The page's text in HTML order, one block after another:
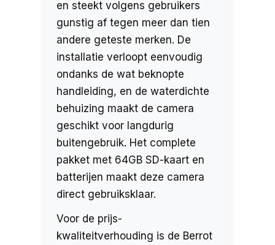
en steekt volgens gebruikers
gunstig af tegen meer dan tien
andere geteste merken. De
installatie verloopt eenvoudig
ondanks de wat beknopte
handleiding, en de waterdichte
behuizing maakt de camera
geschikt voor langdurig
buitengebruik. Het complete
pakket met 64GB SD-kaart en
batterijen maakt deze camera
direct gebruiksklaar.
Voor de prijs-
kwaliteitverhouding is de Berrot